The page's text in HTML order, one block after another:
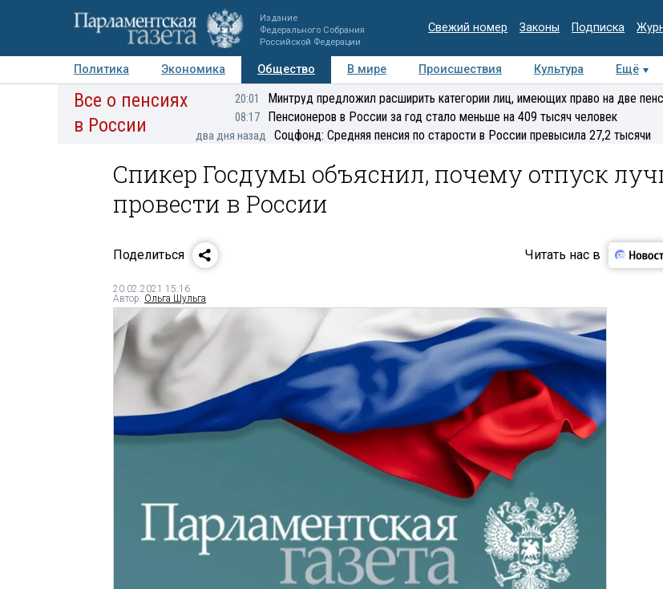
Издание
Федерального Собрания
Российской Федерации
Свежий номер Законы Подписка
Политика Экономика Общество В мире Происшествия Культура Ещё
Авторы Персоны Мнения Регионы Медиацентр Интервью Колумнисты
Все о пенсиях
в России
20:01 Минтруд предложил расширить категории лиц, имеющих право на две
08:17 Пенсионеров в России за год стало меньше на 409 тысяч человек
два дня назад Соцфонд: Средняя пенсия по старости в России превысила 27,2 тысячи
Спикер Госдумы объяснил, почему отпуск
провести в России
Поделиться Читать нас в
20.02.2021 15:16
Автор: Ольга Шульга